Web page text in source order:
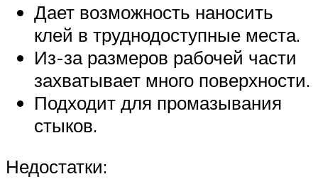
Дает возможность наносить
клей в труднодоступные места.
Из-за размеров рабочей части
захватывает много поверхности.
Подходит для промазывания
стыков.
Недостатки: